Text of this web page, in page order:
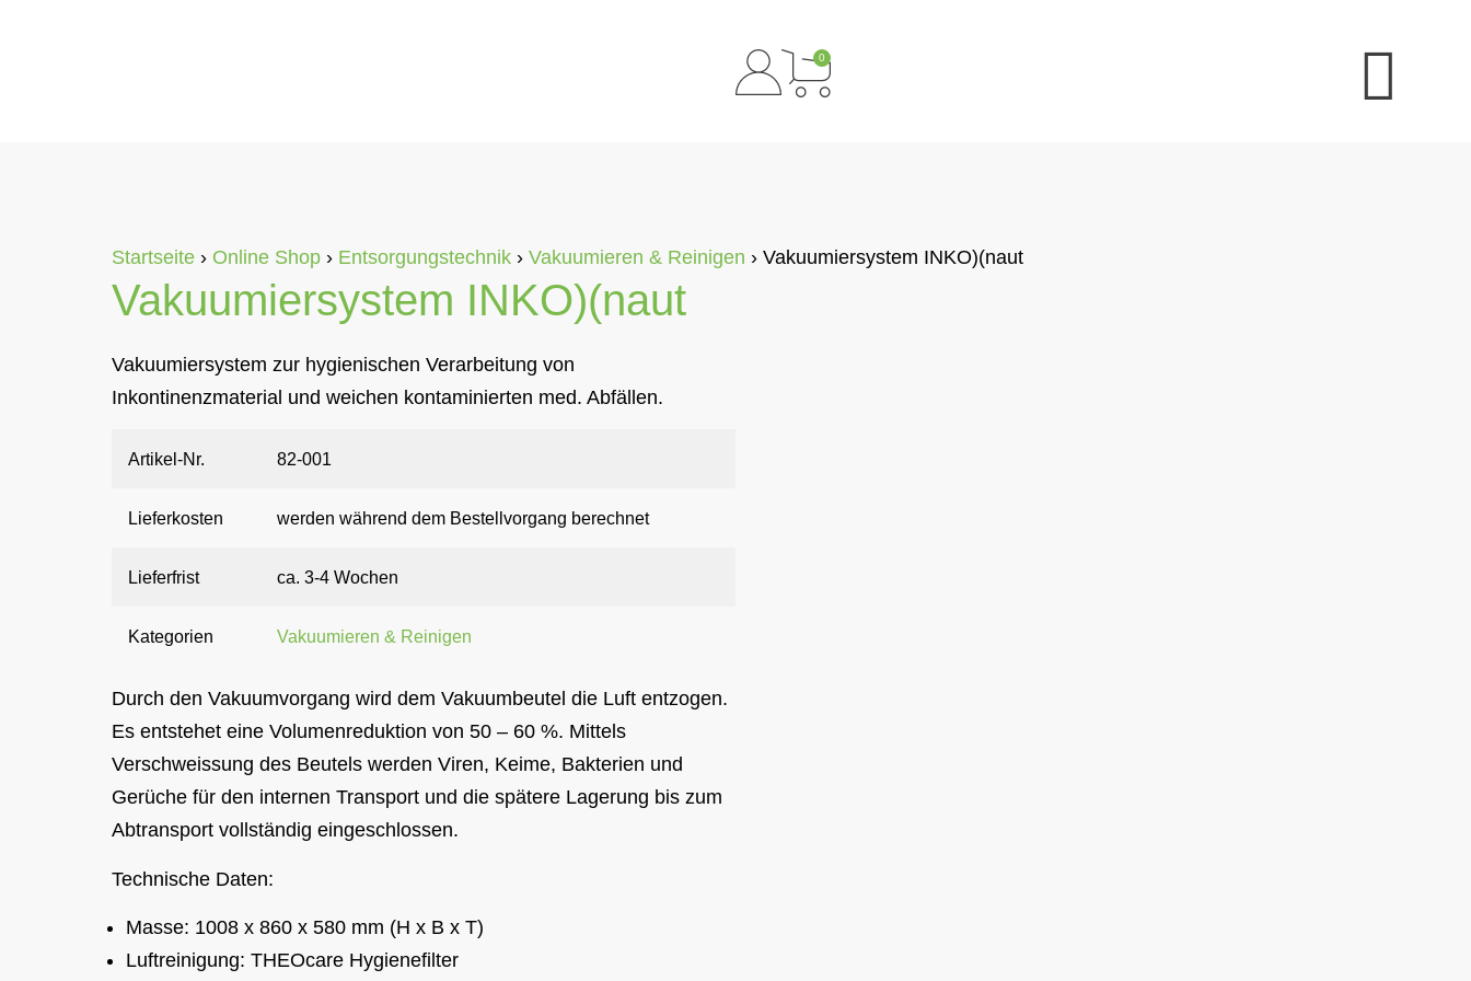
0
Startseite › Online Shop › Entsorgungstechnik › Vakuumieren & Reinigen › Vakuumiersystem INKO)(naut
Vakuumiersystem INKO)(naut
Vakuumiersystem zur hygienischen Verarbeitung von
Inkontinenzmaterial und weichen kontaminierten med. Abfällen.
Artikel-Nr. 82-001
Lieferkosten werden während dem Bestellvorgang berechnet
Lieferfrist ca. 3-4 Wochen
Kategorien Vakuumieren & Reinigen
Durch den Vakuumvorgang wird dem Vakuumbeutel die Luft entzogen.
Es entstehet eine Volumenreduktion von 50 – 60 %. Mittels
Verschweissung des Beutels werden Viren, Keime, Bakterien und
Gerüche für den internen Transport und die spätere Lagerung bis zum
Abtransport vollständig eingeschlossen.
Technische Daten:
Masse: 1008 x 860 x 580 mm (H x B x T)
Luftreinigung: THEOcare Hygienefilter